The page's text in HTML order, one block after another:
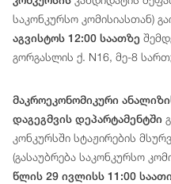
საკონკურსო კომისიასთან)
აგვისტოს 12:00 საათზე
გორგასლის ქ. N16, მე-8
მაკროეკონომიკური
დაგეგმვის დეპარტამენტში
კონკურსში სტაჟირების
(გასაუბრება საკონკურსო
წლის 29 ივლისს 11:00